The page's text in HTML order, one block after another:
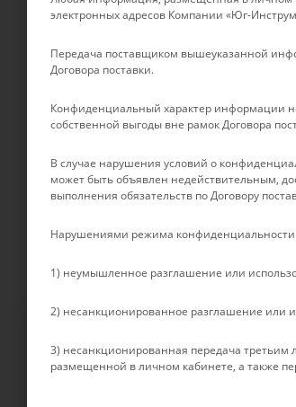
Новости
Контакты
Документы
Условия
Условия
Гарантия на
2026 © Rebase Union
Мы используем файлы cookie,
взаимодействие с пользователями и
электронных адресов Компании «Юг-
Передача поставщиком вышеуказанной
Договора поставки.
Конфиденциальный характер информации
собственной выгоды вне рамок Договора
В случае нарушения условий о
может быть объявлен недействительным,
выполнения обязательств по Договору
Нарушениями режима конфиденциальности
1) неумышленное разглашение или
2) несанкционированное разглашение
3) несанкционированная передача третьим
размещенной в личном кабинете, а также